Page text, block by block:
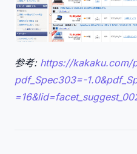
参考: https://kakaku.com/
pdf_Spec303=-